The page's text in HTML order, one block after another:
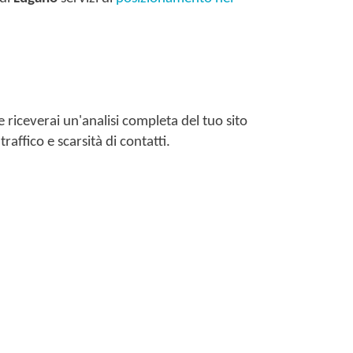
riceverai un'analisi completa del tuo sito
e scarsità di contatti.